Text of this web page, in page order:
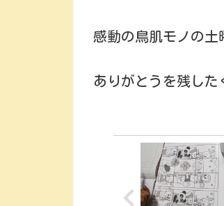
感動の鳥肌モノの土
ありがとうを残した